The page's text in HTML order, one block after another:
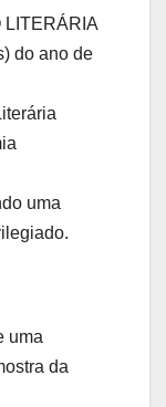
LITERÁRIA
do ano de
uma
uma
da